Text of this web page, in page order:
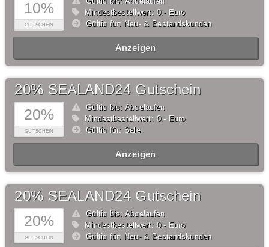
10%
GUTSCHEIN
Mindestbestellwert: 0,- Euro
Gültig für: Neu- & Bestandskunden
Anzeigen
20%
GUTSCHEIN
20% SEALAND24 Gutschein
Gültig bis: Abgelaufen
Mindestbestellwert: 0,- Euro
Gültig für: Sale
Anzeigen
20%
GUTSCHEIN
20% SEALAND24 Gutschein
Gültig bis: Abgelaufen
Mindestbestellwert: 0,- Euro
Gültig für: Neu- & Bestandskunden